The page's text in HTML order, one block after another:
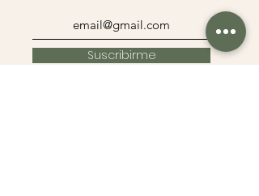
Suscribirme